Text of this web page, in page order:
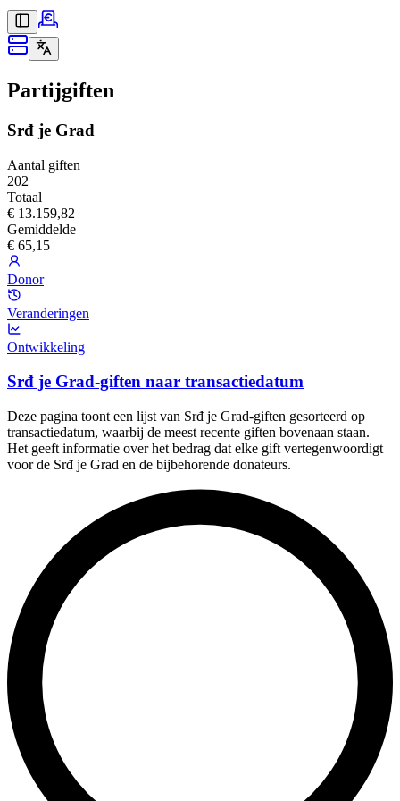
Partijgiften
Srđ je Grad
Aantal giften
202
Totaal
€ 13.159,82
Gemiddelde
€ 65,15
Donor
Veranderingen
Ontwikkeling
Srđ je Grad-giften naar transactiedatum
Deze pagina toont een lijst van Srđ je Grad-giften gesorteerd op
transactiedatum, waarbij de meest recente giften bovenaan staan.
Het geeft informatie over het bedrag dat elke gift vertegenwoordigt
voor de Srđ je Grad en de bijbehorende donateurs.